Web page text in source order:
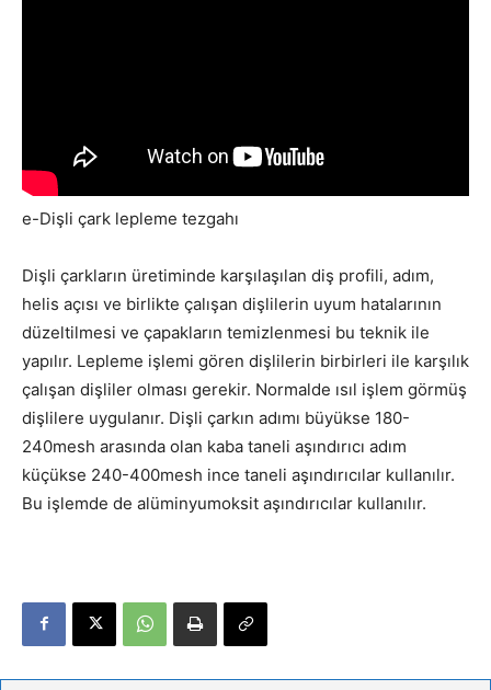
e-Dişli çark lepleme tezgahı
Dişli çarkların üretiminde karşılaşılan diş profili, adım,
helis açısı ve birlikte çalışan dişlilerin uyum hatalarının
düzeltilmesi ve çapakların temizlenmesi bu teknik ile
yapılır. Lepleme işlemi gören dişlilerin birbirleri ile karşılık
çalışan dişliler olması gerekir. Normalde ısıl işlem görmüş
dişlilere uygulanır. Dişli çarkın adımı büyükse 180-
240mesh arasında olan kaba taneli aşındırıcı adım
küçükse 240-400mesh ince taneli aşındırıcılar kullanılır.
Bu işlemde de alüminyumoksit aşındırıcılar kullanılır.